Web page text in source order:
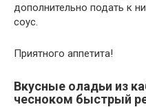
дополнительно подать к
соус.
Приятного аппетита!
Вкусные оладьи из
чесноком быстрый